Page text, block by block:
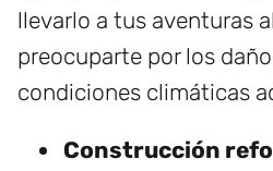
llevarlo a tus aventuras
preocuparte por los
condiciones climáticas
Construcción